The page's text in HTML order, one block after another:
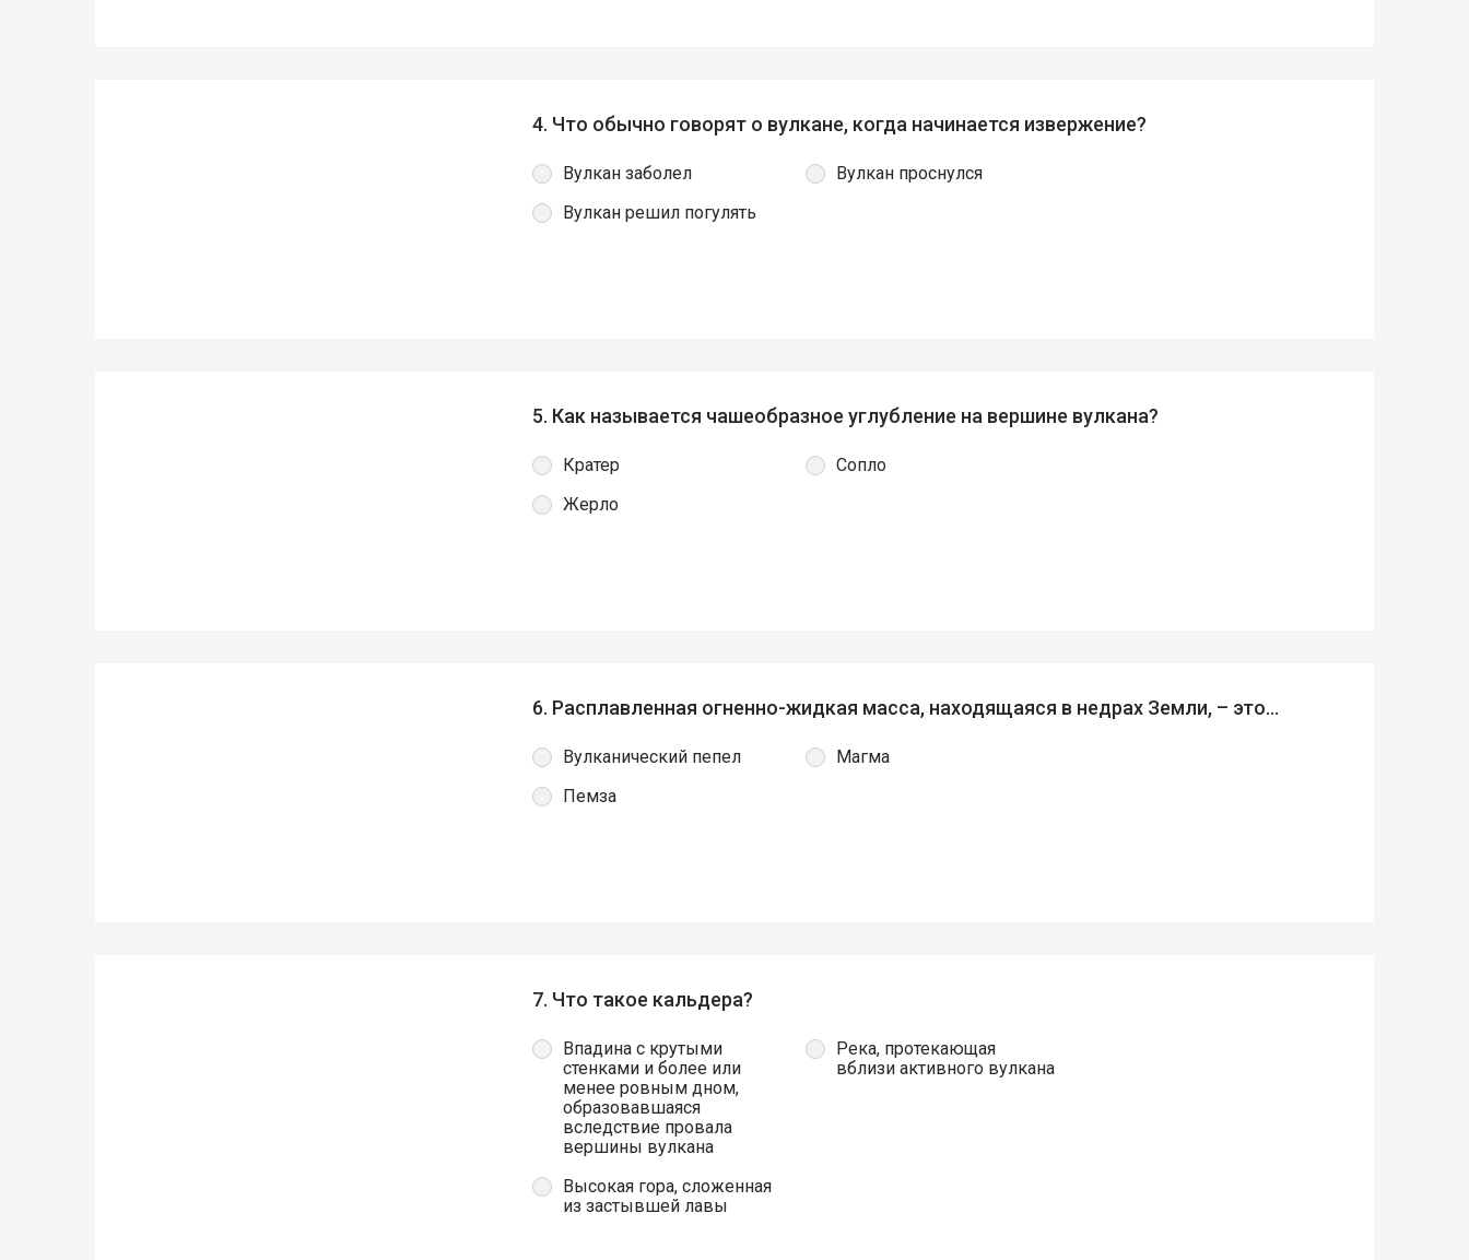
4. Что обычно говорят о вулкане, когда начинается извержение?
Вулкан заболел
Вулкан решил погулять
Вулкан проснулся
5. Как называется чашеобразное углубление на вершине вулкана?
Кратер
Жерло
Сопло
6. Расплавленная огненно-жидкая масса, находящаяся в недрах Земли, – это…
Вулканический пепел
Пемза
Магма
7. Что такое кальдера?
Впадина с крутыми
стенками и более или
менее ровным дном,
образовавшаяся
вследствие провала
вершины вулкана
Высокая гора, сложенная
из застывшей лавы
Река, протекающая
вблизи активного вулкана